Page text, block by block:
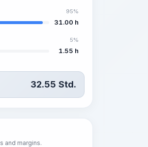
95%
31.00 h
5%
1.55 h
32.55 Std.
and margins.